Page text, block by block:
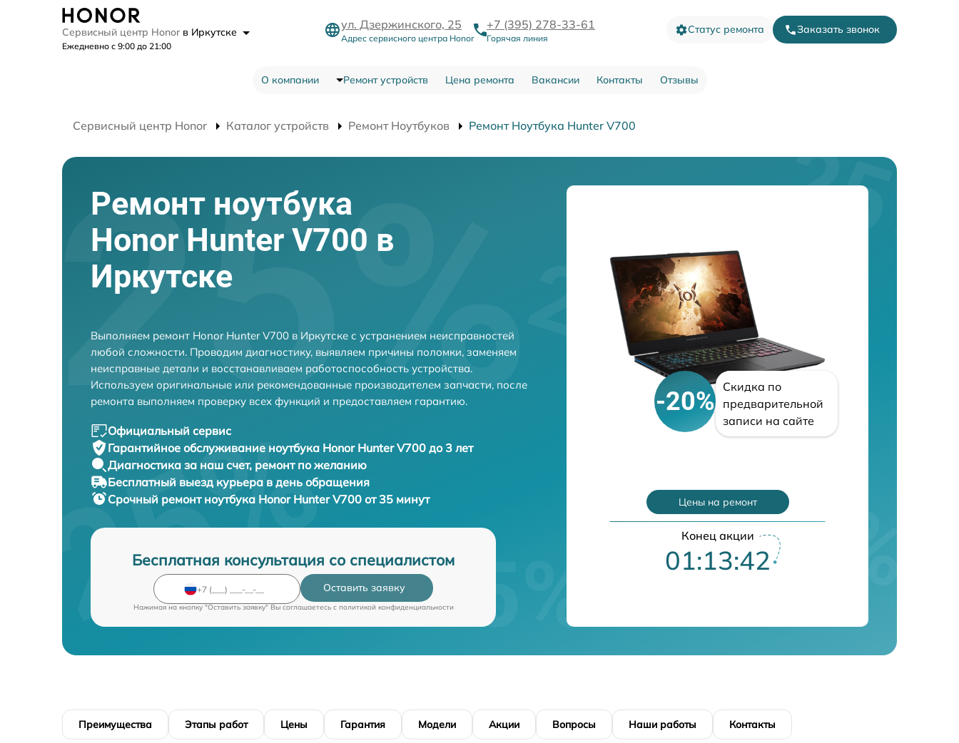
Сервисный центр Honor в Иркутске
Ежедневно с 9:00 до 21:00
ул. Дзержинского, 25
Адрес сервисного центра Honor
+7 (395) 278-33-61
Горячая линия
Статус ремонта Заказать звонок
О компании Ремонт устройств Цена ремонта Вакансии Контакты Отзывы
Сервисный центр Honor Каталог устройств Ремонт Ноутбуков Ремонт Ноутбука Hunter V700
Ремонт ноутбука
Honor Hunter V700 в
Иркутске
Выполняем ремонт Honor Hunter V700 в Иркутске с устранением неисправностей
любой сложности. Проводим диагностику, выявляем причины поломки, заменяем
неисправные детали и восстанавливаем работоспособность устройства.
Используем оригинальные или рекомендованные производителем запчасти, после
ремонта выполняем проверку всех функций и предоставляем гарантию.
Официальный сервис
Гарантийное обслуживание ноутбука Honor Hunter V700 до 3 лет
Диагностика за наш счет, ремонт по желанию
Бесплатный выезд курьера в день обращения
Срочный ремонт ноутбука Honor Hunter V700 от 35 минут
Бесплатная консультация со специалистом
Оставить заявку
Нажимая на кнопку "Оставить заявку" Вы соглашаетесь c политикой конфиденциальности
-20%
Скидка по
предварительной
записи на сайте
Цены на ремонт
Конец акции
01:13:41
Преимущества Этапы работ Цены Гарантия Модели Акции Вопросы Наши работы Контакты